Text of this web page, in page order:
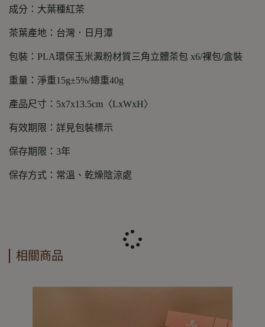
成分：大葉種紅茶
茶葉產地：台灣．日月潭
包裝：PLA環保玉米澱粉材質三角立體茶包 x6/裸包/盒裝
重量：淨重15g±5%/總重40g
產品尺寸：5x7x13.5cm〈LxWxH〉
有效期限：詳見包裝標示
保存期限：3年
保存方式：常溫、乾燥陰涼處
相關商品